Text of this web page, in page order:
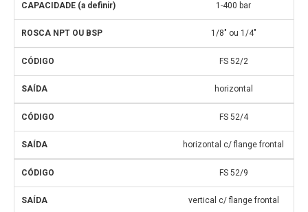
1-400 bar
1/8″ ou 1/4″
FS 52/2
horizontal
FS 52/4
horizontal c/ flange frontal
FS 52/9
vertical c/ flange frontal